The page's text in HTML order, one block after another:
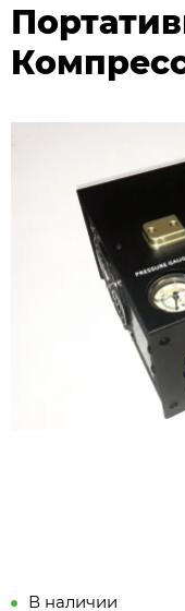
В наличии